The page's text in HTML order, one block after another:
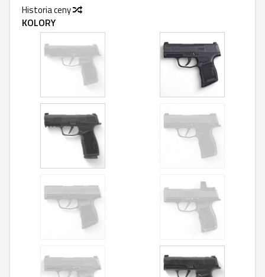
Historia ceny
KOLORY